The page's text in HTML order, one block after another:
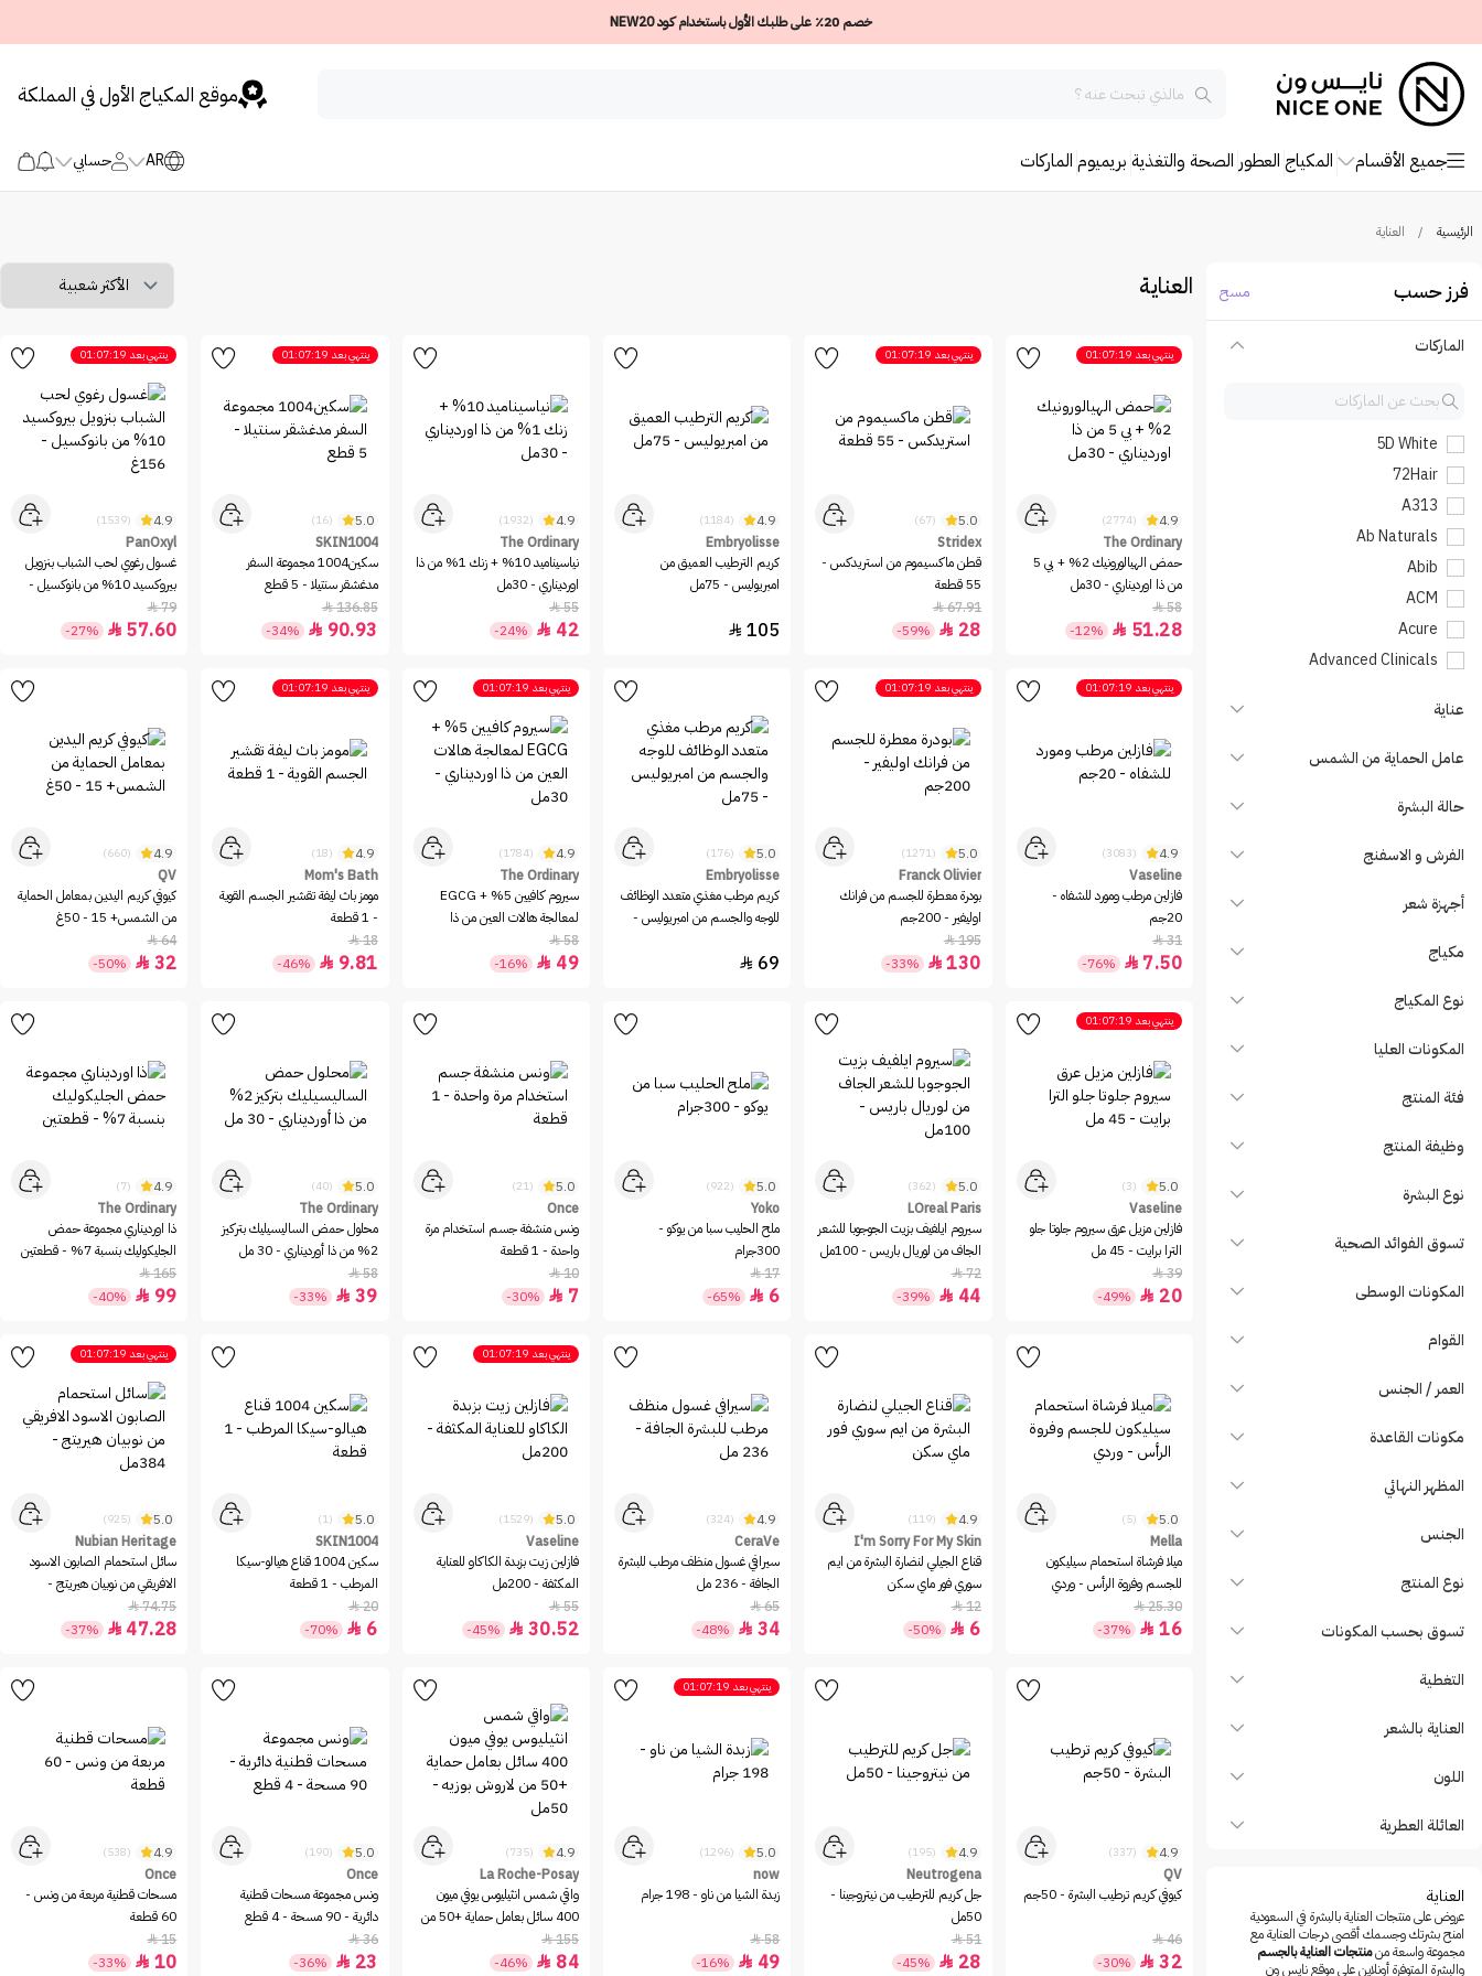
خصم 20٪ على طلبك الأول باستخدام كود NEW20
موقع المكياج الأول في المملكة
جميع الأقسام المكياج العطور الصحة والتغذية بريميوم الماركات AR حسابي
الرئيسية / العناية
فرز حسب مسح
الماركات
5D White
72Hair
A313
Ab Naturals
Abib
ACM
Acure
Advanced Clinicals
AlFAPARF MILANO
Always
Anua
Argan Package
AUSSIE
Avalon Care
Avalon Pharma
Aveeno
Axis-Y
Aynola
Badger
Balmy
Bamboo
Beauteous
BEAUTY OF JOSEON
Bench
Bigen
Biolage
Biorga
Biovene
Blanx
bodyblendz
CALLA Makeup
Calvin Klein
عناية
عامل الحماية من الشمس
حالة البشرة
الفرش و الاسفنج
أجهزة شعر
مكياج
نوع المكياج
المكونات العليا
فئة المنتج
وظيفة المنتج
نوع البشرة
تسوق الفوائد الصحية
المكونات الوسطى
القوام
العمر / الجنس
مكونات القاعدة
المظهر النهائي
الجنس
نوع المنتج
تسوق بحسب المكونات
التغطية
العناية بالشعر
اللون
العائلة العطرية
العناية
عروض على منتجات العناية بالبشرة في السعودية
امنح بشرتك وجسمك أقصى درجات العناية مع
مجموعة واسعة منمنتجات العناية بالجسم
والبشرة المتوفرة أونلاين على موقع نايس ون
العناية
ينتهي بعد 01:07:19
4.9
(2774)
The Ordinary
حمض الهيالورونيك 2% + بي 5
من ذا اورديناري - 30مل
58

51.28

-12%
ينتهي بعد 01:07:19
5.0
(67)
Stridex
قطن ماكسيموم من استريدكس -
55 قطعة
67.91

28

-59%
4.9
(1184)
Embryolisse
كريم الترطيب العميق من
امبريوليس - 75مل
105

4.9
(1932)
The Ordinary
نياسيناميد 10% + زنك 1% من ذا
اورديناري - 30مل
55

42

-24%
ينتهي بعد 01:07:19
5.0
(16)
SKIN1004
سكين1004 مجموعة السفر
مدغشقر سنتيلا - 5 قطع
136.85

90.93

-34%
ينتهي بعد 01:07:19
4.9
(1539)
PanOxyl
غسول رغوي لحب الشباب بنزويل
بيروكسيد 10% من بانوكسيل -
156غ
79

57.60

-27%
ينتهي بعد 01:07:19
4.9
(3083)
Vaseline
فازلين مرطب ومورد للشفاه -
20جم
31

7.50

-76%
ينتهي بعد 01:07:19
5.0
(1271)
Franck Olivier
بودرة معطرة للجسم من فرانك
اوليفير - 200جم
195

130

-33%
5.0
(176)
Embryolisse
كريم مرطب مغذي متعدد الوظائف
للوجه والجسم من امبريوليس -
69

ينتهي بعد 01:07:19
4.9
(1784)
The Ordinary
سيروم كافيين 5% + EGCG
لمعالجة هالات العين من ذا
اورديناري - 30مل
58

49

-16%
ينتهي بعد 01:07:19
4.9
(18)
Mom's Bath
مومز باث ليفة تقشير الجسم القوية
- 1 قطعة
18

9.81

-46%
4.9
(660)
QV
كيوفي كريم اليدين بمعامل الحماية
من الشمس+ 15 - 50غ
64

32

-50%
ينتهي بعد 01:07:19
5.0
(3)
Vaseline
فازلين مزيل عرق سيروم جلوتا جلو
الترا برايت - 45 مل
39

20

-49%
5.0
(362)
LOreal Paris
سيروم ايلفيف بزيت الجوجوبا للشعر
الجاف من لوريال باريس - 100مل
72

44

-39%
5.0
(922)
Yoko
ملح الحليب سبا من يوكو -
300جرام
17

6

-65%
5.0
(21)
Once
ونس منشفة جسم استخدام مرة
واحدة - 1 قطعة
10

7

-30%
5.0
(40)
The Ordinary
محلول حمض الساليسيليك بتركيز
2% من ذا أورديناري - 30 مل
58

39

-33%
4.9
(7)
The Ordinary
ذا اورديناري مجموعة حمض
الجليكوليك بنسبة 7% - قطعتين
165

99

-40%
5.0
(5)
Mella
ميلا فرشاة استحمام سيليكون
للجسم وفروة الرأس - وردي
25.30

16

-37%
4.9
(119)
I'm Sorry For My Skin
قناع الجيلي لنضارة البشرة من ايم
سوري فور ماي سكن
12

6

-50%
4.9
(324)
CeraVe
سيرافي غسول منظف مرطب للبشرة
الجافة - 236 مل
65

34

-48%
ينتهي بعد 01:07:19
5.0
(1529)
Vaseline
فازلين زيت بزبدة الكاكاو للعناية
المكثفة - 200مل
55

30.52

-45%
5.0
(1)
SKIN1004
سكين 1004 قناع هيالو-سيكا
المرطب - 1 قطعة
20

6

-70%
ينتهي بعد 01:07:19
5.0
(925)
Nubian Heritage
سائل استحمام الصابون الاسود
الافريقي من نوبيان هيريتج -
384مل
74.75

47.28

-37%
4.9
(337)
QV
كيوفي كريم ترطيب البشرة - 50جم
46

32

-30%
4.9
(195)
Neutrogena
جل كريم للترطيب من نيتروجينا -
50مل
51

28

-45%
ينتهي بعد 01:07:19
5.0
(1296)
now
زبدة الشيا من ناو - 198 جرام
58

49

-16%
4.9
(735)
La Roche-Posay
واقي شمس انثيليوس يوفي ميون
400 سائل بعامل حماية +50 من
لاروش بوزيه - 50مل
155

84

-46%
5.0
(190)
Once
ونس مجموعة مسحات قطنية
دائرية - 90 مسحة - 4 قطع
36

23

-36%
4.9
(538)
Once
مسحات قطنية مربعة من ونس -
60 قطعة
15

10

-33%